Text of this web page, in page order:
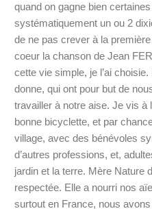
quand on gagne bien
systématiquement un ou 2
de ne pas crever à la
coeur la chanson de Jean
cette vie simple, je l’ai
donne, qui ont pour but de
travailler à notre aise. Je vis à
bonne bicyclette, et par
village, avec des bénévoles
d’autres professions, et,
jardin et la terre. Mère Nature
respectée. Elle a nourri nos
surtout en France, nous